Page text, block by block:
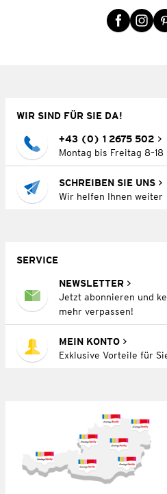
WIR SIND FÜR SIE DA!
+43 (0) 1 2675 502
Montag bis Freitag 8–18
SCHREIBEN SIE UNS
Wir helfen Ihnen weiter
SERVICE
NEWSLETTER
Jetzt abonnieren und
mehr verpassen!
MEIN KONTO
Exklusive Vorteile für